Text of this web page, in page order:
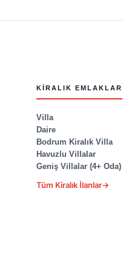
KIRALIK EMLAKLAR
Villa
Daire
Bodrum Kiralık Villa
Havuzlu Villalar
Geniş Villalar (4+ Oda)
Tüm Kiralık İlanlar→